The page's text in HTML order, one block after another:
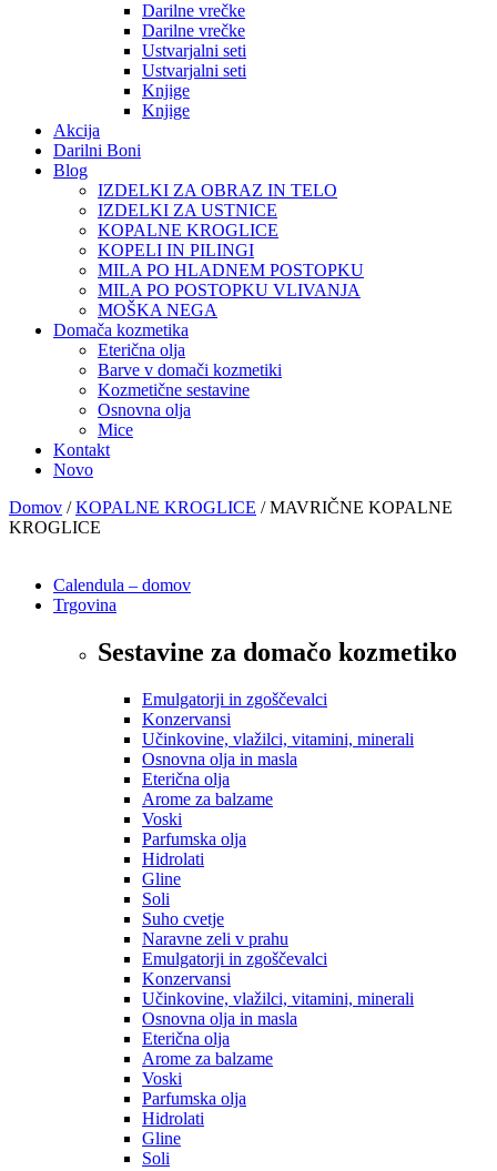
Darilne vrečke
Darilne vrečke
Ustvarjalni seti
Ustvarjalni seti
Knjige
Knjige
Akcija
Darilni Boni
Blog
IZDELKI ZA OBRAZ IN TELO
IZDELKI ZA USTNICE
KOPALNE KROGLICE
KOPELI IN PILINGI
MILA PO HLADNEM POSTOPKU
MILA PO POSTOPKU VLIVANJA
MOŠKA NEGA
Domača kozmetika
Eterična olja
Barve v domači kozmetiki
Kozmetične sestavine
Osnovna olja
Mice
Kontakt
Novo
Domov /KOPALNE KROGLICE / MAVRIČNE KOPALNE
KROGLICE
Calendula – domov
Trgovina
Sestavine za domačo kozmetiko
Emulgatorji in zgoščevalci
Konzervansi
Učinkovine, vlažilci, vitamini, minerali
Osnovna olja in masla
Eterična olja
Arome za balzame
Voski
Parfumska olja
Hidrolati
Gline
Soli
Suho cvetje
Naravne zeli v prahu
Emulgatorji in zgoščevalci
Konzervansi
Učinkovine, vlažilci, vitamini, minerali
Osnovna olja in masla
Eterična olja
Arome za balzame
Voski
Parfumska olja
Hidrolati
Gline
Soli